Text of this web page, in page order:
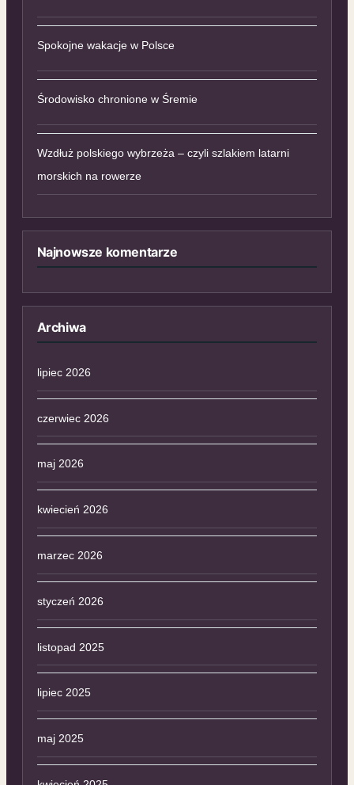
Spokojne wakacje w Polsce
Środowisko chronione w Śremie
Wzdłuż polskiego wybrzeża – czyli szlakiem latarni
morskich na rowerze
Najnowsze komentarze
Archiwa
lipiec 2026
czerwiec 2026
maj 2026
kwiecień 2026
marzec 2026
styczeń 2026
listopad 2025
lipiec 2025
maj 2025